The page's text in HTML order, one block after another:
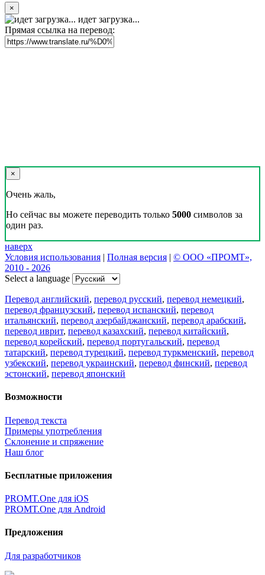
×
идет загрузка...
Прямая ссылка на перевод:
×
Очень жаль,
Но сейчас вы можете переводить только 5000 символов за
один раз.
наверх
Условия использования | Полная версия | © ООО «ПРОМТ»,
2010 - 2026
Select a language
Перевод английский, перевод русский, перевод немецкий,
перевод французский, перевод испанский, перевод
итальянский, перевод азербайджанский, перевод арабский,
перевод иврит, перевод казахский, перевод китайский,
перевод корейский, перевод португальский, перевод
татарский, перевод турецкий, перевод туркменский, перевод
узбекский, перевод украинский, перевод финский, перевод
эстонский, перевод японский
Возможности
Перевод текста
Примеры употребления
Склонение и спряжение
Наш блог
Бесплатные приложения
PROMT.One для iOS
PROMT.One для Android
Предложения
Для разработчиков